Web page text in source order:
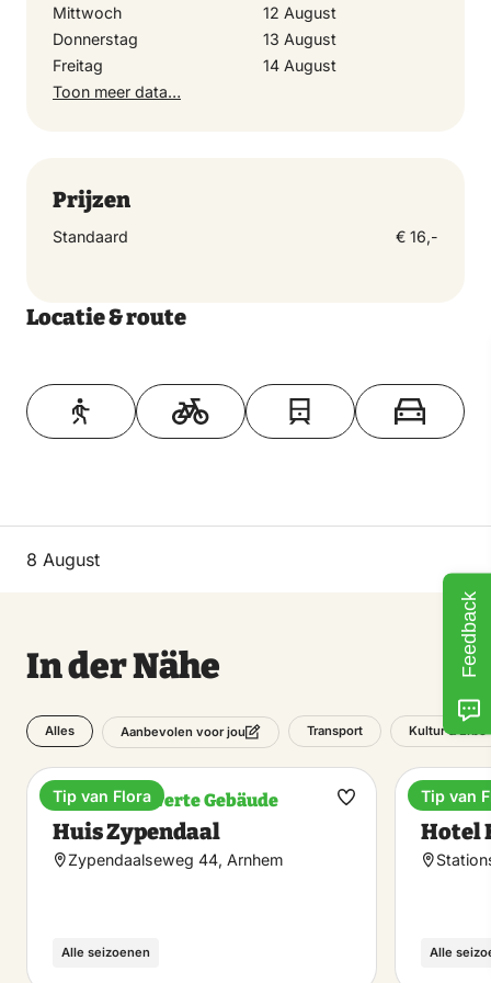
Mittwoch
12 August
Donnerstag
13 August
Freitag
14 August
Toon meer data…
Prijzen
Standaard € 16,-
Locatie & route
Toon op kaart
8 August
In der Nähe
Alles Aanbevolen voor jou Transport Kultur & Erbe
Bemerkenswerte Gebäude
Huis Zypendaal
Zypendaalseweg 44, Arnhem
Alle seizoenen
Tip van Flora
Favorit
Hotel
Hotel
Alle
Tip van
Donnerstag
24 September 2026
Samstag
Sonntag
Montag
29 September 2026
30 September 2026
Donnerstag
1 Oktober 2026
Freitag
Samstag
Feedback